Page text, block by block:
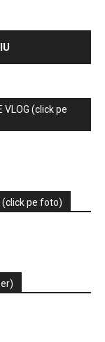
VLOG (click pe
pe foto)